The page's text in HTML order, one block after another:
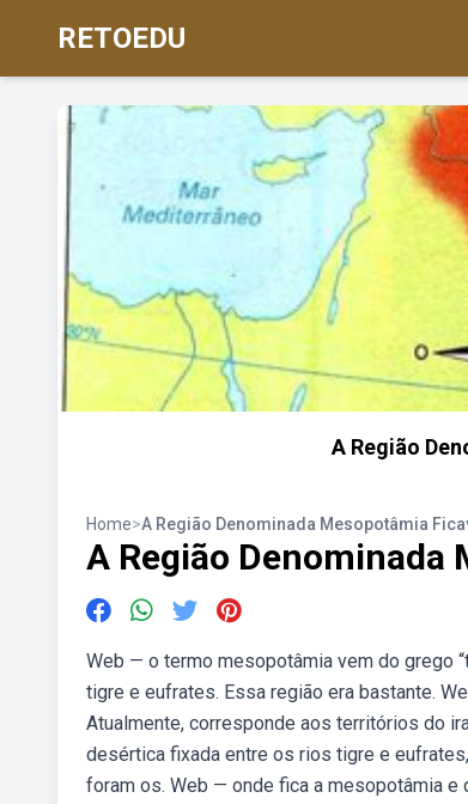
RETOEDU
A Região
Home>A Região Denominada Mesopotâmia
A Região Denominada
Web — o termo mesopotâmia vem do grego
tigre e eufrates. Essa região era bastante.
Atualmente, corresponde aos territórios do
desértica fixada entre os rios tigre e
foram os. Web — onde fica a mesopotâmia